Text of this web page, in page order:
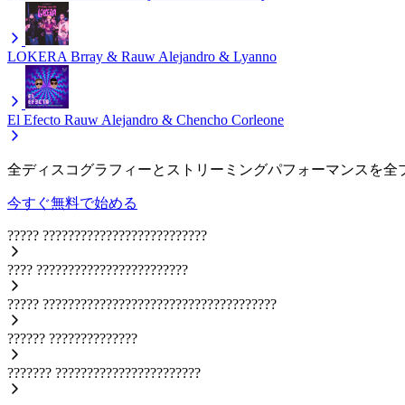
LOKERA Brray & Rauw Alejandro & Lyanno
El Efecto Rauw Alejandro & Chencho Corleone
全ディスコグラフィーとストリーミングパフォーマンスを全
今すぐ無料で始める
????? ??????????????????????????
???? ????????????????????????
????? ?????????????????????????????????????
?????? ??????????????
??????? ???????????????????????